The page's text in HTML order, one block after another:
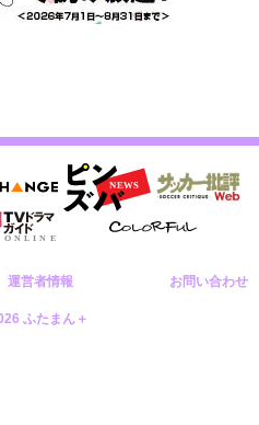
運営者情報 お問い合わせ
ふたまん＋